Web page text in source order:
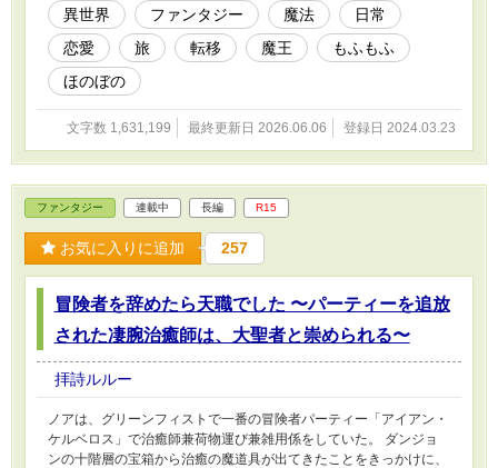
コツコツ、マイペース進行です。 ※主人公成長中のため、恋愛パ
ートは気長にお待ちくださいm(_ _)m
異世界 ファンタジー 魔法
日常
恋愛
旅 転移 魔王
もふもふ
ほのぼの
文字数 1,631,199 最終更新日 2026.06.06 登録日 2024.03.23
ファンタジー 連載中 長編 R15
お気に入りに追加 257
冒険者を辞めたら天職でした 〜パーティーを追放
された凄腕治癒師は、大聖者と崇められる〜
拝詩ルルー
ノアは、グリーンフィストで一番の冒険者パーティー「アイアン・
ケルベロス」で治癒師兼荷物運び兼雑用係をしていた。 ダンジョ
ンの十階層の宝箱から治癒の魔道具が出てきたことをきっかけに、